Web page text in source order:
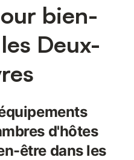
bien-
Deux-
d'hôtes
être dans les